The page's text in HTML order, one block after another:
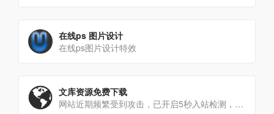
在线ps 图片设计
在线ps图片设计特效
文库资源免费下载
网站近期频繁受到攻击，已开启5秒入站检测，如发生错误请先刷新页面试试